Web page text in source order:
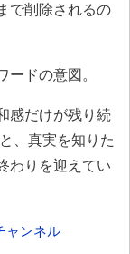
で削除されるの
ドの意図。
感だけが残り続
、真実を知りた
わりを迎えてい
ャンネル